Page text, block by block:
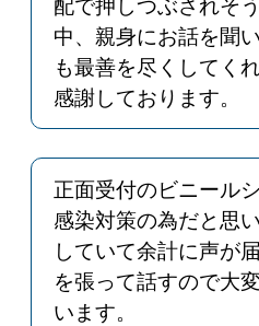
全確保、また
維持していく
おります。消化
の外来を休診と
中、親身にお話を聞
も最善を尽くしてく
感謝しております。
回答
温かいお言葉
上げます。大
成長するよう、
って参ります。
行きましょう。
正面受付のビニール
感染対策の為だと思
していて余計に声が
を張って話すので大
います。